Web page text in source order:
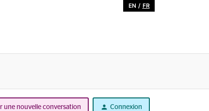
EN / FR
une nouvelle conversation Connexion